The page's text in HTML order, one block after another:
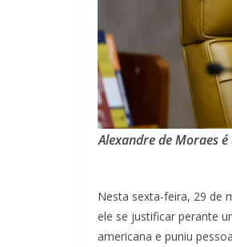
Alexandre de Moraes
Nesta sexta-feira, 29 de
ele se justificar perante
americana e puniu